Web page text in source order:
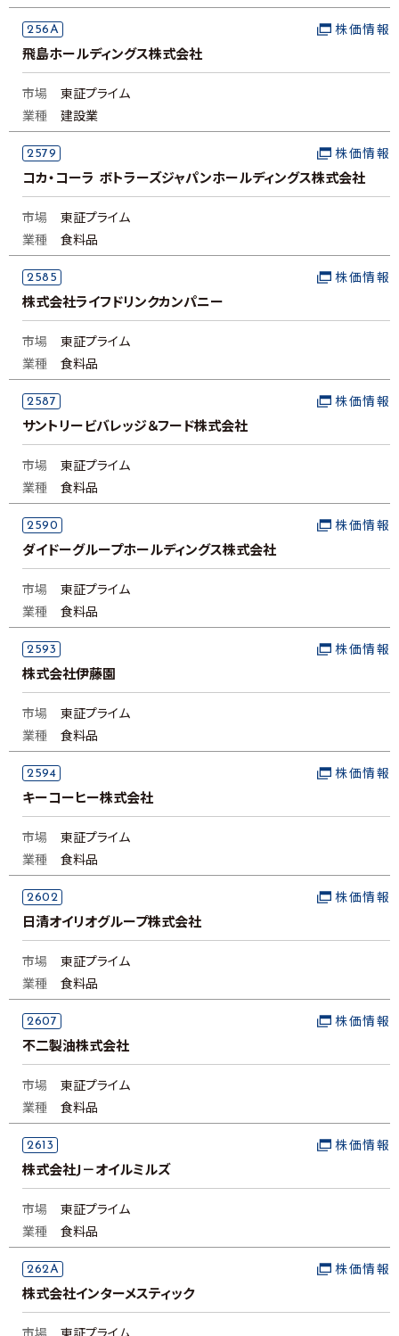
256A
飛島ホールディングス株式会社
株価情報
市場
東証プライム
業種
建設業
2579
コカ・コーラ ボトラーズジャパンホールディングス株式会社
株価情報
市場
東証プライム
業種
食料品
2585
株式会社ライフドリンクカンパニー
株価情報
市場
東証プライム
業種
食料品
2587
サントリービバレッジ＆フード株式会社
株価情報
市場
東証プライム
業種
食料品
2590
ダイドーグループホールディングス株式会社
株価情報
市場
東証プライム
業種
食料品
2593
株式会社伊藤園
株価情報
市場
東証プライム
業種
食料品
2594
キーコーヒー株式会社
株価情報
市場
東証プライム
業種
食料品
2602
日清オイリオグループ株式会社
株価情報
市場
東証プライム
業種
食料品
2607
不二製油株式会社
株価情報
市場
東証プライム
業種
食料品
2613
株式会社J－オイルミルズ
株価情報
市場
東証プライム
業種
食料品
262A
株式会社インターメスティック
株価情報